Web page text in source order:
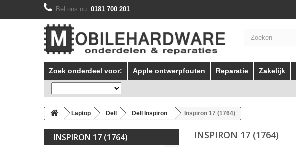
Bel ons nu: 0181 700 201
Zoek onderdeel voor: Apple ontwerpfouten Reparatie Zakelijk
Laptop Dell Dell Inspiron Inspiron 17 (1764)
INSPIRON 17 (1764) INSPIRON 17 (1764)